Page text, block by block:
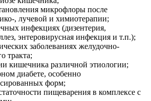
микрофлоры после
, лучевой и химиотерапии;
инфекциях (дизентерия,
энтеровирусная инфекция и т.п.);
заболеваниях желудочно-
тракта;
кишечника различной этиологии;
диабете, особенно
форм;
пищеварения в комплексе с